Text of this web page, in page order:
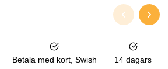
Betala med kort, Swish
14 dagars